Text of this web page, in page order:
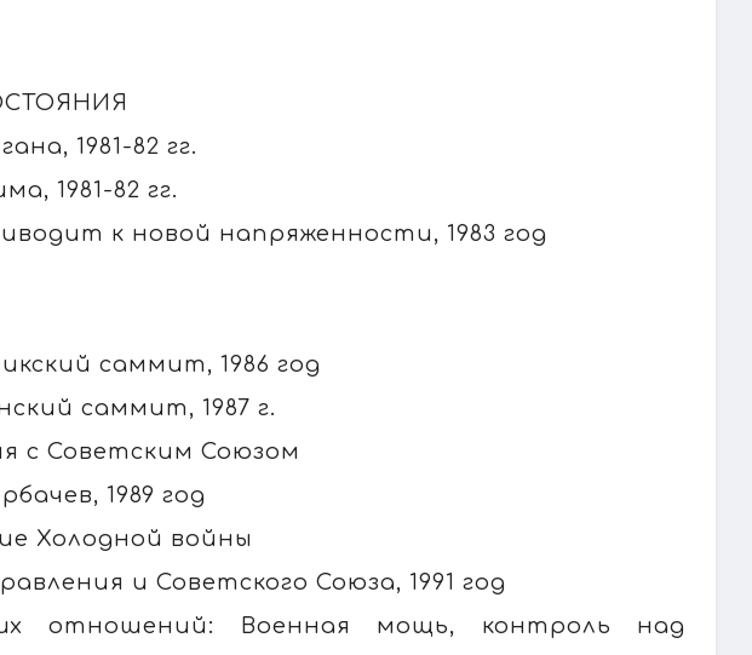
1981-82 гг.
1981-82 гг.
к новой напряженности, 1983 год
саммит, 1986 год
саммит, 1987 г.
с Советским Союзом
1989 год
Холодной войны
и Советского Союза, 1991 год
отношений: Военная мощь, контроль над